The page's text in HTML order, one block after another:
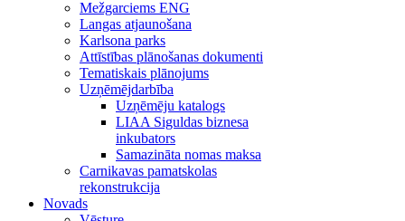
Mežgarciems ENG
Langas atjaunošana
Karlsona parks
Attīstības plānošanas dokumenti
Tematiskais plānojums
Uzņēmējdarbība
Uzņēmēju katalogs
LIAA Siguldas biznesa
inkubators
Samazināta nomas maksa
Carnikavas pamatskolas
rekonstrukcija
Novads